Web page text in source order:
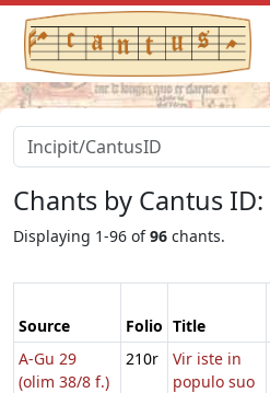
Chants by Cantus ID:
Displaying 1-96 of96 chants.
Source Folio Title
A-Gu 29
(olim 38/8 f.)
210r
Vir iste in
populo suo